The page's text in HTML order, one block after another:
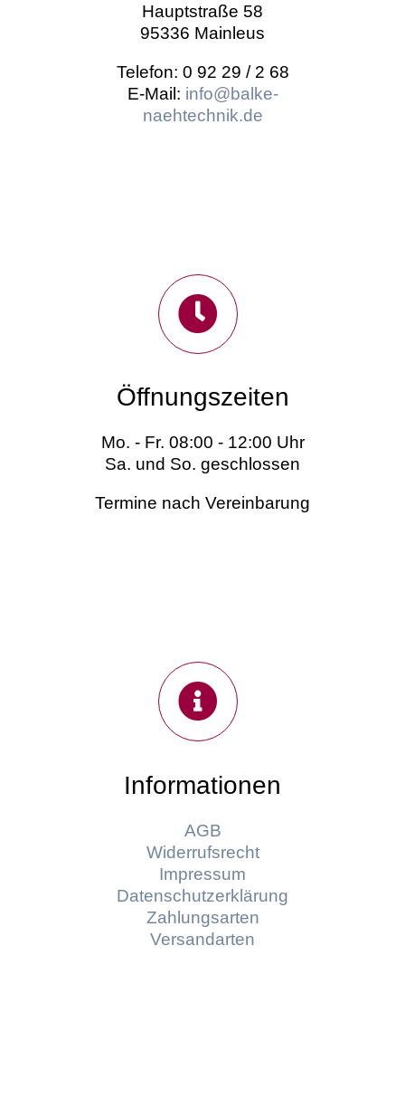
Hauptstraße 58
95336 Mainleus
Telefon: 0 92 29 / 2 68
E-Mail: info@balke-
naehtechnik.de
Öffnungszeiten
Mo. - Fr. 08:00 - 12:00 Uhr
Sa. und So. geschlossen
Termine nach Vereinbarung
Informationen
AGB
Widerrufsrecht
Impressum
Datenschutzerklärung
Zahlungsarten
Versandarten